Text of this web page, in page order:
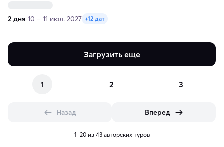
2 дня 10 – 11 июл. 2027 +12 дат
Загрузить еще
1 2 3
Назад Вперед
1–20 из 43 авторских туров